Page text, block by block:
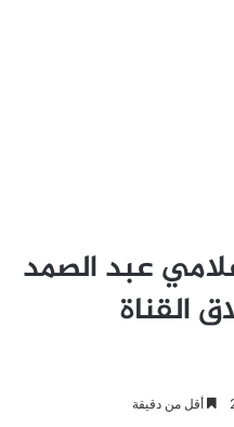
عبد الصمد
القناة
أقل من دقيقة